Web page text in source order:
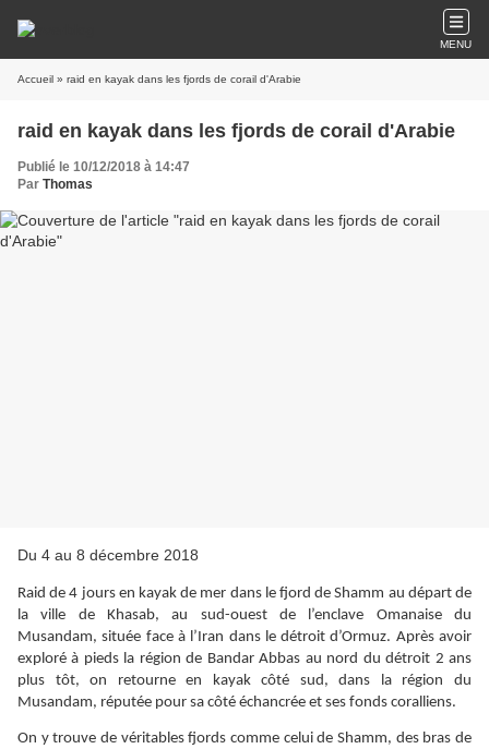
MENU
Accueil » raid en kayak dans les fjords de corail d'Arabie
raid en kayak dans les fjords de corail d'Arabie
Publié le 10/12/2018 à 14:47
Par Thomas
Du 4 au 8 décembre 2018
Raid de 4 jours en kayak de mer dans le fjord de Shamm au départ de
la ville de Khasab, au sud-ouest de l’enclave Omanaise du
Musandam, située face à l’Iran dans le détroit d’Ormuz. Après avoir
exploré à pieds la région de Bandar Abbas au nord du détroit 2 ans
plus tôt, on retourne en kayak côté sud, dans la région du
Musandam, réputée pour sa côté échancrée et ses fonds coralliens.
On y trouve de véritables fjords comme celui de Shamm, des bras de